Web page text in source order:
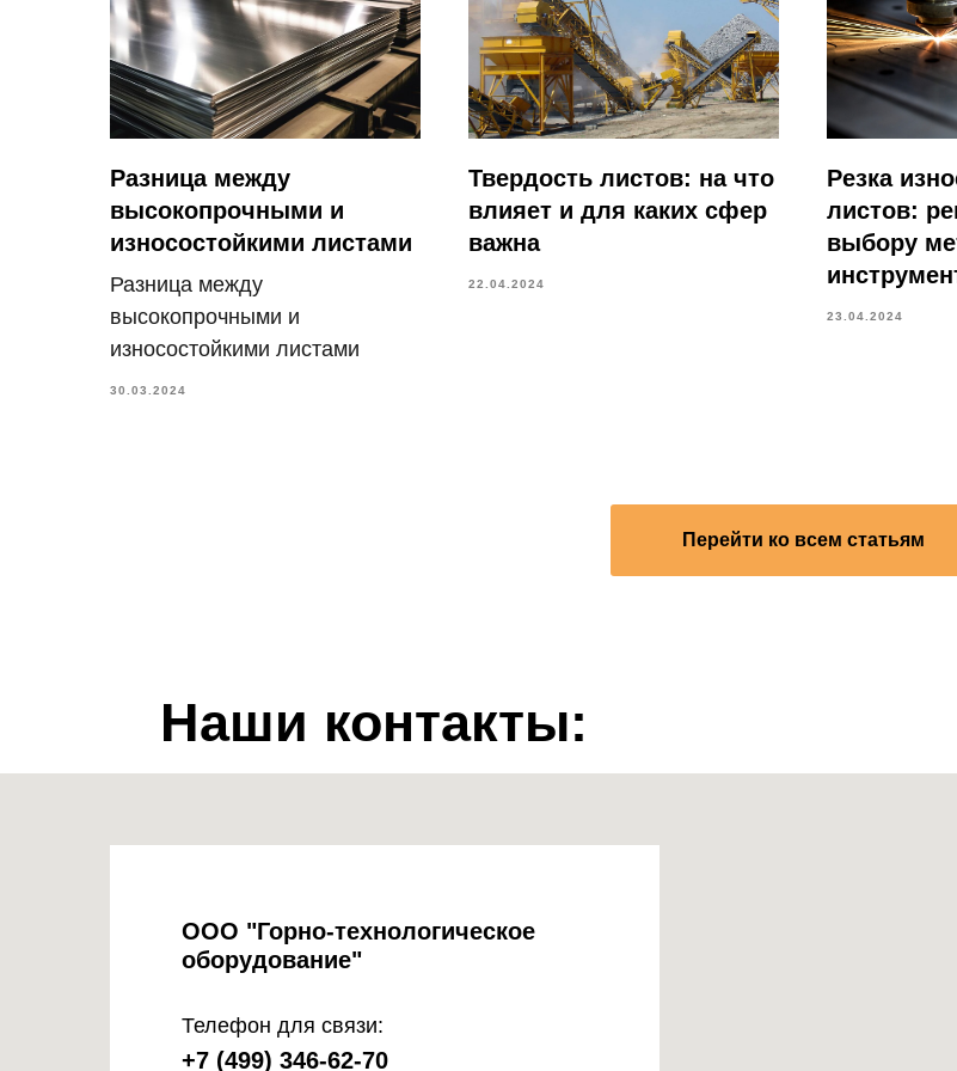
Разница между
высокопрочными и
износостойкими листами
Разница между
высокопрочными и
износостойкими листами
30.03.2024
Твердость листов: на что
влияет и для каких сфер
важна
22.04.2024
Резка
листов:
выбору
23.04.2024
Перейти ко всем статьям
Наши контакты:
ООО "Горно-технологическое
оборудование"
Телефон для связи:
+7 (499) 346-62-70